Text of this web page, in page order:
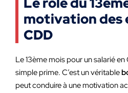
motivation des
CDD
Le 13ème mois pour un salarié en
simple prime. C’est un véritable
peut conduire à une motivation